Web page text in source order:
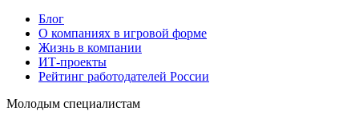
Блог
О компаниях в игровой форме
Жизнь в компании
ИТ-проекты
Рейтинг работодателей России
Молодым специалистам